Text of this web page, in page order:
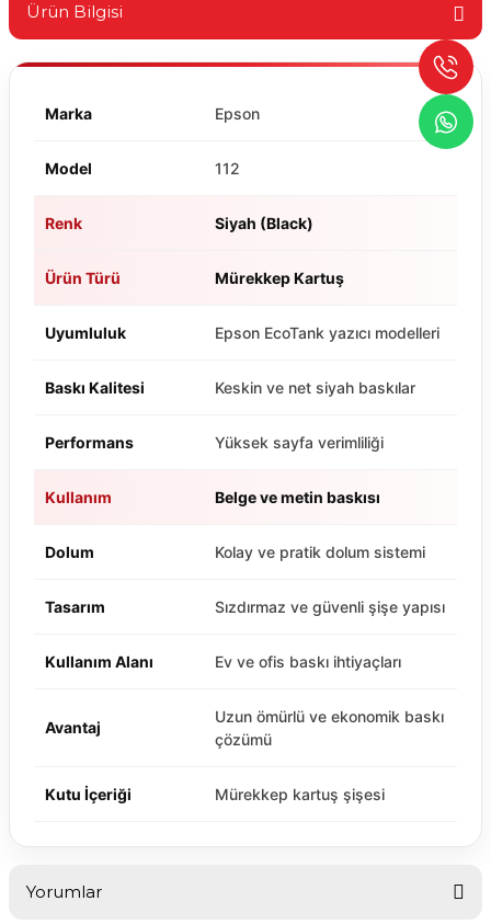
Ürün Bilgisi
Marka Epson
Model 112
Renk Siyah (Black)
Ürün Türü Mürekkep Kartuş
Uyumluluk Epson EcoTank yazıcı modelleri
Baskı Kalitesi Keskin ve net siyah baskılar
Performans Yüksek sayfa verimliliği
Kullanım Belge ve metin baskısı
Dolum Kolay ve pratik dolum sistemi
Tasarım Sızdırmaz ve güvenli şişe yapısı
Kullanım Alanı Ev ve ofis baskı ihtiyaçları
Avantaj
Uzun ömürlü ve ekonomik baskı
çözümü
Kutu İçeriği Mürekkep kartuş şişesi
Yorumlar